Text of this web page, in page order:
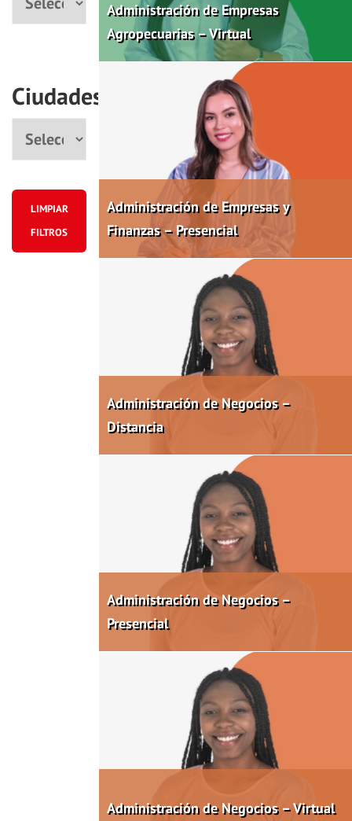
Ciudades
LIMPIAR
FILTROS
Administración de Empresas
Agropecuarias – Virtual
Administración de Empresas y
Finanzas – Presencial
Administración de Negocios –
Distancia
Administración de Negocios –
Presencial
Administración de Negocios – Virtual